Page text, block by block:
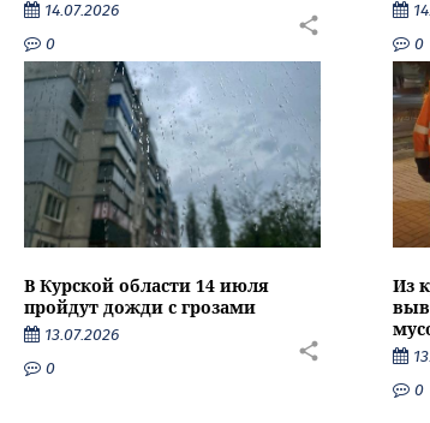
14.07.2026
0
0
В Курской области 14 июля
пройдут дожди с грозами
13.07.2026
0
Из
0